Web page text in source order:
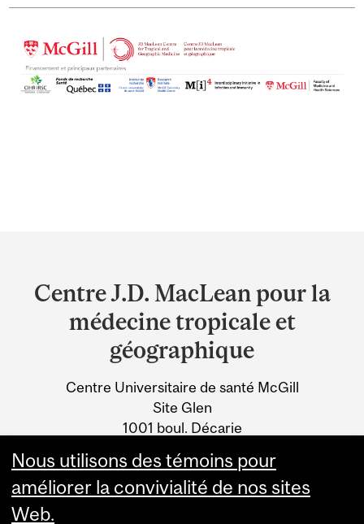
and
University
Information
Centre J.D. MacLean pour la
médecine tropicale et
géographique
Centre Universitaire de santé McGill
Site Glen
1001 boul. Décarie
Nous utilisons des témoins pour
améliorer la convivialité de nos sites
Web.